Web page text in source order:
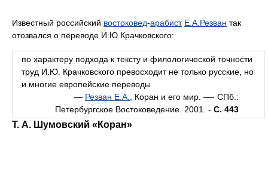
Известный российский востоковед-арабист Е.А.Резван так
отозвался о переводе И.Ю.Крачковского:
по характеру подхода к тексту и филологической точности
труд И.Ю. Крачковского превосходит не только русские, но
и многие европейские переводы
— Резван Е.А.
, Коран и его мир. —- СПб.:
Петербургское Востоковедение. 2001. - С. 443
Т. А. Шумовский «Коран»